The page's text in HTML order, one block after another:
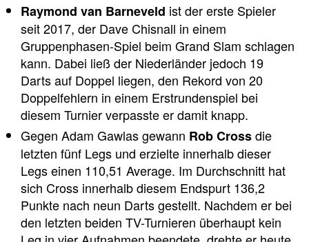
Raymond van Barneveld ist der erste Spieler
seit 2017, der Dave Chisnall in einem
Gruppenphasen-Spiel beim Grand Slam schlagen
kann. Dabei ließ der Niederländer jedoch 19
Darts auf Doppel liegen, den Rekord von 20
Doppelfehlern in einem Erstrundenspiel bei
diesem Turnier verpasste er damit knapp.
Gegen Adam Gawlas gewann Rob Crossdie
letzten fünf Legs und erzielte innerhalb dieser
Legs einen 110,51 Average. Im Durchschnitt hat
sich Cross innerhalb diesem Endspurt 136,2
Punkte nach neun Darts gestellt. Nachdem er bei
den letzten beiden TV-Turnieren überhaupt kein